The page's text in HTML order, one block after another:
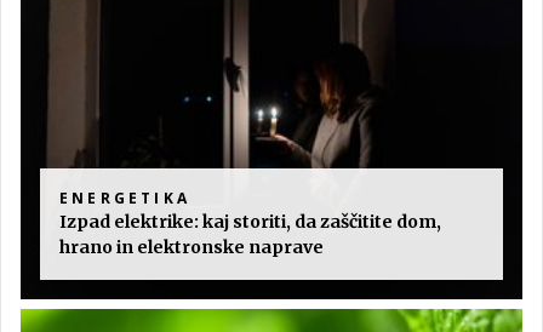
ENERGETIKA
Izpad elektrike: kaj storiti, da zaščitite dom,
hrano in elektronske naprave